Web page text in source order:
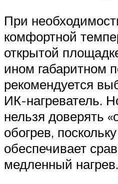
При
комфортной
открытой
ином габаритном
рекомендуется
ИК-нагреватель.
нельзя доверять
обогрев,
обеспечивает
медленный нагрев.